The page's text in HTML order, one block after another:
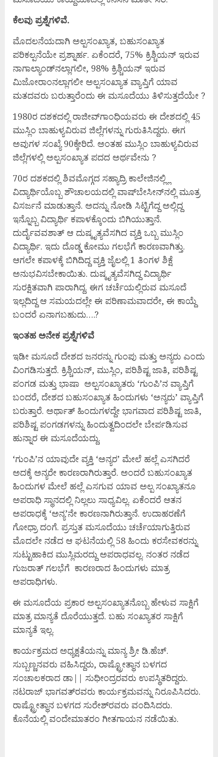
ಕೆಲವು ಪ್ರಶ್ನೆಗಳಿವೆ.
ಮೊದಲನೆಯದಾಗಿ ಅಲ್ಪಸಂಖ್ಯಾತ, ಬಹುಸಂಖ್ಯಾತ
ಪರಿಕಲ್ಪನೆಯೇ ಪ್ರಶ್ನಾರ್ಹ. ಏಕೆಂದರೆ, 75% ಕ್ರಿಶ್ಚಿಯನ್ ಇರುವ
ನಾಗಾಲ್ಯಾಂಡ್‌ನಲ್ಲಾಗಲೀ, 98% ಕ್ರಿಶ್ಚಿಯನ್ ಇರುವ
ಮಿಜೋರಾಂನಲ್ಲಾಗಲೀ ಅಲ್ಪಸಂಖ್ಯಾತ ವ್ಯಾಪ್ತಿಗೆ ಯಾವ
ಮತದವರು ಬರುತ್ತಾರೆಂದು ಈ ಮಸೂದೆಯು ತಿಳಿಸುತ್ತದೆಯೇ ?
1980ರ ದಶಕದಲ್ಲಿ ರಾಜೀವ್‌ಗಾಂಧಿಯವರು ಈ ದೇಶದಲ್ಲಿ 45
ಮುಸ್ಲಿಂ ಬಾಹುಳ್ಯವಿರುವ ಜಿಲ್ಲೆಗಳನ್ನು ಗುರುತಿಸಿದ್ದರು. ಈಗ
ಅವುಗಳ ಸಂಖ್ಯೆ 90ಕ್ಕೇರಿದೆ. ಅಂತಹ ಮುಸ್ಲಿಂ ಬಾಹುಳ್ಯವಿರುವ
ಜಿಲ್ಲೆಗಳಲ್ಲಿ ಅಲ್ಪಸಂಖ್ಯಾತ ಪದದ ಅರ್ಥವೇನು ?
70ರ ದಶಕದಲ್ಲಿ ಶಿವಮೊಗ್ಗದ ಸಹ್ಯಾದ್ರಿ ಕಾಲೇಜಿನಲ್ಲ್ಲಿ
ವಿದ್ಯಾರ್ಥಿಯೊಬ್ಬ ಶೌಚಾಲಯದಲ್ಲಿ ವಾಷ್‌ಬೇಸೀನ್‌ನಲ್ಲಿ ಮೂತ್ರ
ವಿಸರ್ಜನೆ ಮಾಡುತ್ತಾನೆ. ಅದನ್ನು ನೋಡಿ ಸಿಟ್ಟಿಗೆದ್ದ ಅಲ್ಲಿದ್ದ
ಇನ್ನೊಬ್ಬ ವಿದ್ಯಾರ್ಥಿ ಕಪಾಳಕ್ಕೊಂದು ಬಿಗಿಯುತ್ತಾನೆ.
ದುರ್ದೈವವಶಾತ್ ಆ ದುಷ್ಕೃತ್ಯವೆಸಗಿದ ವ್ಯಕ್ತಿ ಒಬ್ಬ ಮುಸ್ಲಿಂ
ವಿದ್ಯಾರ್ಥಿ. ಇದು ದೊಡ್ಡ ಕೋಮು ಗಲಭೆಗೆ ಕಾರಣವಾಗಿತ್ತು.
ಆಗಲೇ ಕಪಾಳಕ್ಕೆ ಬಿಗಿದಿದ್ದ ವ್ಯಕ್ತಿ ಜೈಲಲ್ಲಿ 1 ತಿಂಗಳ ಶಿಕ್ಷೆ
ಅನುಭವಿಸಬೇಕಾಯಿತು. ದುಷ್ಕೃತ್ಯವೆಸಗಿದ್ದ ವಿದ್ಯಾರ್ಥಿ
ಸುರಕ್ಷಿತವಾಗಿ ಪಾರಾಗಿದ್ದ. ಈಗ ಚರ್ಚೆಯಲ್ಲಿರುವ ಮಸೂದೆ
ಇಲ್ಲದಿದ್ದ ಆ ಸಮಯದಲ್ಲೇ ಈ ಪರಿಣಾಮವಾದರೇ, ಈ ಕಾಯ್ದೆ
ಬಂದರೆ ಏನಾಗಬಹುದು….?
ಇಂತಹ ಅನೇಕ ಪ್ರಶ್ನೆಗಳಿವೆ
ಇಡೀ ಮಸೂದೆ ದೇಶದ ಜನರನ್ನು ಗುಂಪು ಮತ್ತು ಅನ್ಯರು ಎಂದು
ವಿಂಗಡಿಸುತ್ತದೆ. ಕ್ರಿಶ್ಚಿಯನ್, ಮುಸ್ಲಿಂ, ಪರಿಶಿಷ್ಟ ಜಾತಿ, ಪರಿಶಿಷ್ಟ
ಪಂಗಡ ಮತ್ತು ಭಾಷಾ ಅಲ್ಪಸಂಖ್ಯಾತರು ‘ಗುಂಪಿ’ನ ವ್ಯಾಪ್ತಿಗೆ
ಬಂದರೆ, ದೇಶದ ಬಹುಸಂಖ್ಯಾತ ಹಿಂದುಗಳು ‘ಅನ್ಯರು’ ವ್ಯಾಪ್ತಿಗೆ
ಬರುತ್ತಾರೆ. ಅರ್ಥಾತ್ ಹಿಂದುಗಳದ್ದೇ ಭಾಗವಾದ ಪರಿಶಿಷ್ಟ ಜಾತಿ,
ಪರಿಶಿಷ್ಟ ಪಂಗಡಗಳನ್ನು ಹಿಂದುತ್ವದಿಂದಲೇ ಬೇರ್ಪಡಿಸುವ
ಹುನ್ನಾರ ಈ ಮಸೂದೆಯದ್ದು.
‘ಗುಂಪಿ’ನ ಯಾವುದೇ ವ್ಯಕ್ತಿ ‘ಅನ್ಯರ’ ಮೇಲೆ ಹಲ್ಲೆ ಎಸಗಿದರೆ
ಅದಕ್ಕೆ ಅನ್ಯರೇ ಕಾರಣರಾಗಿರುತ್ತಾರೆ. ಅಂದರೆ ಬಹುಸಂಖ್ಯಾತ
ಹಿಂದುಗಳ ಮೇಲೆ ಹಲ್ಲೆ ಎಸಗುವ ಯಾವ ಅಲ್ಪ ಸಂಖ್ಯಾತನೂ
ಅಪರಾಧಿ ಸ್ಥಾನದಲ್ಲಿ ನಿಲ್ಲಲು ಸಾಧ್ಯವಿಲ್ಲ. ಏಕೆಂದರೆ ಆತನ
ಅಪರಾಧಕ್ಕೆ ‘ಅನ್ಯ’ನೇ ಕಾರಣನಾಗಿರುತ್ತಾನೆ. ಉದಾಹರಣೆಗೆ
ಗೋಧ್ರಾ ದಂಗೆ. ಪ್ರಸ್ತುತ ಮಸೂದೆಯು ಚರ್ಚೆಯಾಗುತ್ತಿರುವ
ಮೊದಲೇ ನಡೆದ ಆ ಘಟನೆಯಲ್ಲಿ 58 ಹಿಂದು ಕರಸೇವಕರನ್ನು
ಸುಟ್ಟುಹಾಕಿದ ಮುಸ್ಲಿಮರದ್ದು ಅಪರಾಧವಲ್ಲ. ನಂತರ ನಡೆದ
ಗುಜರಾತ್ ಗಲಭೆಗೆ ಕಾರಣರಾದ ಹಿಂದುಗಳು ಮಾತ್ರ
ಅಪರಾಧಿಗಳು.
ಈ ಮಸೂದೆಯ ಪ್ರಕಾರ ಅಲ್ಪಸಂಖ್ಯಾತನೊಬ್ಬ ಹೇಳುವ ಸಾಕ್ಷಿಗೆ
ಮಾತ್ರ ಮಾನ್ಯತೆ ದೊರೆಯುತ್ತದೆ. ಬಹು ಸಂಖ್ಯಾತರ ಸಾಕ್ಷಿಗೆ
ಮಾನ್ಯತೆ ಇಲ್ಲ.
ಕಾರ್ಯಕ್ರಮದ ಅಧ್ಯಕ್ಷತೆಯನ್ನು ಮಾನ್ಯ ಶ್ರೀ ಡಿ.ಹೆಚ್.
ಸುಬ್ಬಣ್ಣನವರು ವಹಿಸಿದ್ದರು, ರಾಷ್ಟ್ರೋತ್ಥಾನ ಬಳಗದ
ಸಂಚಾಲಕರಾದ ಡಾ|| ಸುಧೀಂದ್ರರವರು ಉಪಸ್ಥಿತರಿದ್ದರು.
ನಟರಾಜ್ ಭಾಗವತ್‌ರವರು ಕಾರ್ಯಕ್ರಮವನ್ನು ನಿರೂಪಿಸಿದರು.
ರಾಷ್ಟ್ರೋತ್ಥಾನ ಬಳಗದ ಸುರೇಶ್‌ರವರು ವಂದಿಸಿದರು.
ಕೊನೆಯಲ್ಲಿ ವಂದೇಮಾತರಂ ಗೀತಗಾಯನ ನಡೆಯಿತು.